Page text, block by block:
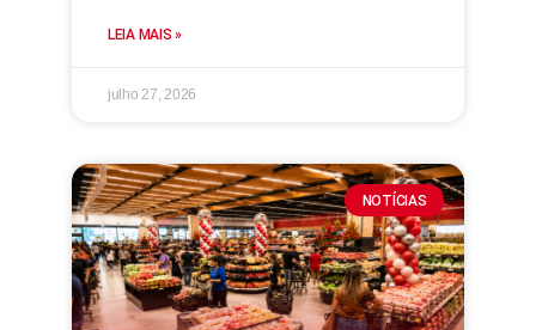
LEIA MAIS »
julho 27, 2026
NOTÍCIAS